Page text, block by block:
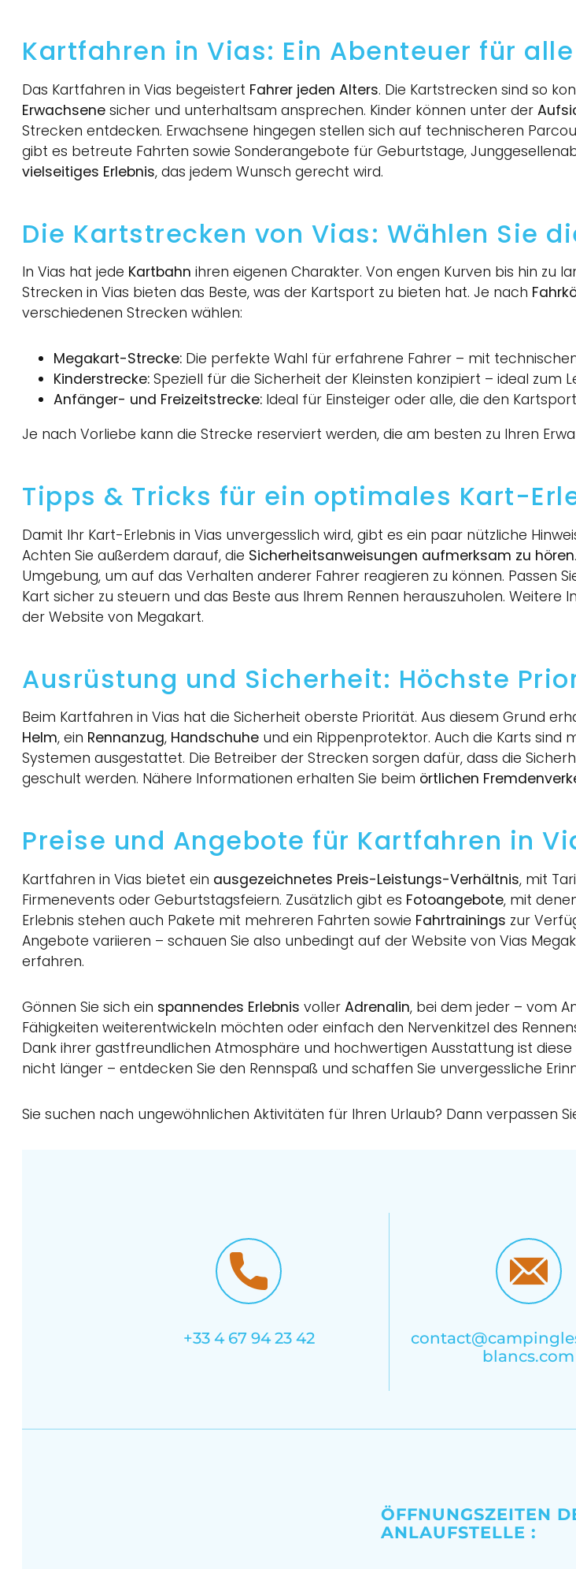
Kartfahren in Vias: Ein Abenteuer für
Das Kartfahren in Vias begeistert Fahrer jeden Alters. Die Kartstrecken sind so
Erwachsene sicher und unterhaltsam ansprechen. Kinder können unter der
Strecken entdecken. Erwachsene hingegen stellen sich auf technischeren
gibt es betreute Fahrten sowie Sonderangebote für Geburtstage,
vielseitiges Erlebnis, das jedem Wunsch gerecht wird.
Die Kartstrecken von Vias: Wählen Sie
In Vias hat jede Kartbahn ihren eigenen Charakter. Von engen Kurven bis hin zu
Strecken in Vias bieten das Beste, was der Kartsport zu bieten hat. Je nach
verschiedenen Strecken wählen:
Megakart-Strecke: Die perfekte Wahl für erfahrene Fahrer – mit
Kinderstrecke: Speziell für die Sicherheit der Kleinsten konzipiert – ideal zum
Anfänger- und Freizeitstrecke: Ideal für Einsteiger oder alle, die den
Je nach Vorliebe kann die Strecke reserviert werden, die am besten zu Ihren
Tipps & Tricks für ein optimales Kart-
Damit Ihr Kart-Erlebnis in Vias unvergesslich wird, gibt es ein paar nützliche
Achten Sie außerdem darauf, die Sicherheitsanweisungen aufmerksam zu hören
Umgebung, um auf das Verhalten anderer Fahrer reagieren zu können. Passen
Kart sicher zu steuern und das Beste aus Ihrem Rennen herauszuholen.
der Website von Megakart.
Ausrüstung und Sicherheit: Höchste
Beim Kartfahren in Vias hat die Sicherheit oberste Priorität. Aus diesem Grund
Helm, ein Rennanzug, Handschuhe und ein Rippenprotektor. Auch die Karts sind
Systemen ausgestattet. Die Betreiber der Strecken sorgen dafür, dass die
geschult werden. Nähere Informationen erhalten Sie beim örtlichen
Preise und Angebote für Kartfahren in
Kartfahren in Vias bietet ein ausgezeichnetes Preis-Leistungs-Verhältnis, mit
Firmenevents oder Geburtstagsfeiern. Zusätzlich gibt es Fotoangebote, mit
Erlebnis stehen auch Pakete mit mehreren Fahrten sowie Fahrtrainings zur
Angebote variieren – schauen Sie also unbedingt auf der Website von Vias
erfahren.
Gönnen Sie sich ein spannendes Erlebnis voller Adrenalin, bei dem jeder – vom
Fähigkeiten weiterentwickeln möchten oder einfach den Nervenkitzel des
Dank ihrer gastfreundlichen Atmosphäre und hochwertigen Ausstattung ist diese
nicht länger – entdecken Sie den Rennspaß und schaffen Sie unvergessliche
Sie suchen nach ungewöhnlichen Aktivitäten für Ihren Urlaub? Dann verpassen
+33 4 67 94 23 42
blancs.com
ÖFFNUNGSZEITEN
ANLAUFSTELLE :